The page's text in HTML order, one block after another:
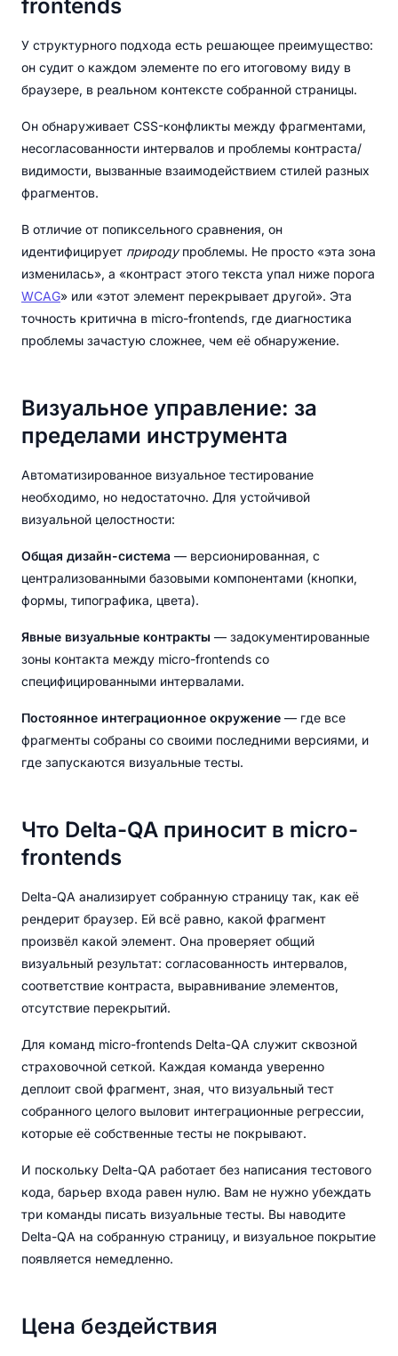
frontends
У структурного подхода есть решающее преимущество:
он судит о каждом элементе по его итоговому виду в
браузере, в реальном контексте собранной страницы.
Он обнаруживает CSS-конфликты между фрагментами,
несогласованности интервалов и проблемы контраста/
видимости, вызванные взаимодействием стилей разных
фрагментов.
В отличие от попиксельного сравнения, он
идентифицирует природупроблемы. Не просто «эта зона
изменилась», а «контраст этого текста упал ниже порога
WCAG» или «этот элемент перекрывает другой». Эта
точность критична в micro-frontends, где диагностика
проблемы зачастую сложнее, чем её обнаружение.
Визуальное управление: за
пределами инструмента
Автоматизированное визуальное тестирование
необходимо, но недостаточно. Для устойчивой
визуальной целостности:
Общая дизайн-система — версионированная, с
централизованными базовыми компонентами (кнопки,
формы, типографика, цвета).
Явные визуальные контракты — задокументированные
зоны контакта между micro-frontends со
специфицированными интервалами.
Постоянное интеграционное окружение — где все
фрагменты собраны со своими последними версиями, и
где запускаются визуальные тесты.
Что Delta-QA приносит в micro-
frontends
Delta-QA анализирует собранную страницу так, как её
рендерит браузер. Ей всё равно, какой фрагмент
произвёл какой элемент. Она проверяет общий
визуальный результат: согласованность интервалов,
соответствие контраста, выравнивание элементов,
отсутствие перекрытий.
Для команд micro-frontends Delta-QA служит сквозной
страховочной сеткой. Каждая команда уверенно
деплоит свой фрагмент, зная, что визуальный тест
собранного целого выловит интеграционные регрессии,
которые её собственные тесты не покрывают.
И поскольку Delta-QA работает без написания тестового
кода, барьер входа равен нулю. Вам не нужно убеждать
три команды писать визуальные тесты. Вы наводите
Delta-QA на собранную страницу, и визуальное покрытие
появляется немедленно.
Цена бездействия